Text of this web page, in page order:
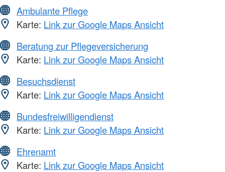
Ambulante Pflege
Karte: Link zur Google Maps Ansicht
Beratung zur Pflegeversicherung
Karte: Link zur Google Maps Ansicht
Besuchsdienst
Karte: Link zur Google Maps Ansicht
Bundesfreiwilligendienst
Karte: Link zur Google Maps Ansicht
Ehrenamt
Karte: Link zur Google Maps Ansicht